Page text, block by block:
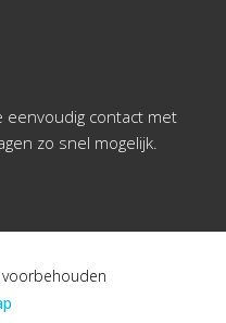
eenvoudig contact met
zo snel mogelijk.